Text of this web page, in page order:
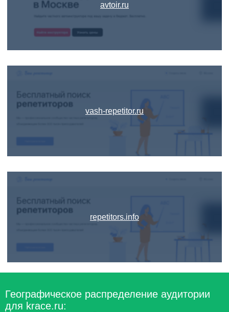
avtoir.ru
vash-repetitor.ru
repetitors.info
Географическое распределение аудитории
для krace.ru: